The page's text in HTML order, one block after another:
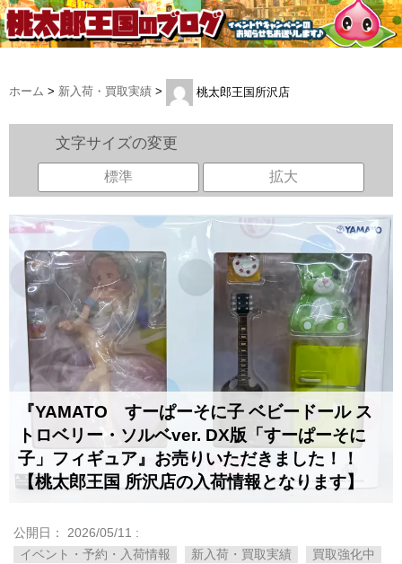
ホーム > 新入荷・買取実績 > 桃太郎王国所沢店
文字サイズの変更
標準 拡大
『YAMATO すーぱーそに子 ベビードール ス
トロベリー・ソルベver. DX版「すーぱーそに
子」フィギュア』お売りいただきました！！
【桃太郎王国 所沢店の入荷情報となります】
公開日： 2026/05/11 :
イベント・予約・入荷情報
新入荷・買取実績
買取強化中